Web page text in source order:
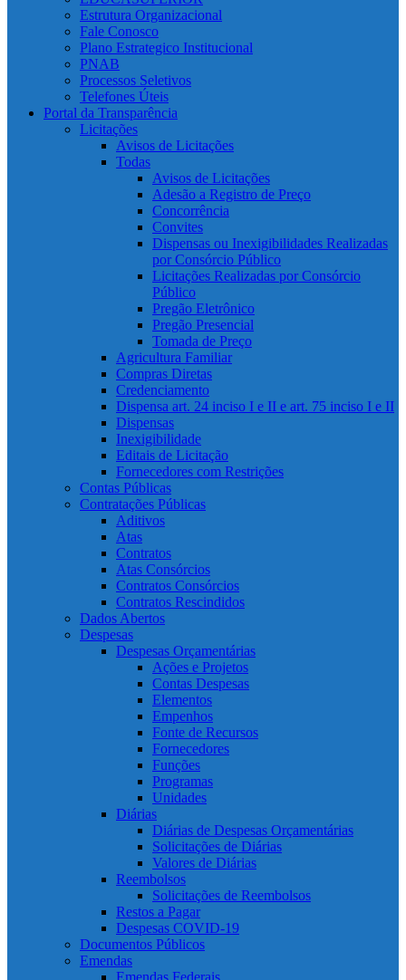
Estrutura Organizacional
Fale Conosco
Plano Estrategico Institucional
PNAB
Processos Seletivos
Telefones Úteis
Portal da Transparência
Licitações
Avisos de Licitações
Todas
Avisos de Licitações
Adesão a Registro de Preço
Concorrência
Convites
Dispensas ou Inexigibilidades Realizadas
por Consórcio Público
Licitações Realizadas por Consórcio
Público
Pregão Eletrônico
Pregão Presencial
Tomada de Preço
Agricultura Familiar
Compras Diretas
Credenciamento
Dispensa art. 24 inciso I e II e art. 75 inciso I e II
Dispensas
Inexigibilidade
Editais de Licitação
Fornecedores com Restrições
Contas Públicas
Contratações Públicas
Aditivos
Atas
Contratos
Atas Consórcios
Contratos Consórcios
Contratos Rescindidos
Dados Abertos
Despesas
Despesas Orçamentárias
Ações e Projetos
Contas Despesas
Elementos
Empenhos
Fonte de Recursos
Fornecedores
Funções
Programas
Unidades
Diárias
Diárias de Despesas Orçamentárias
Solicitações de Diárias
Valores de Diárias
Reembolsos
Solicitações de Reembolsos
Restos a Pagar
Despesas COVID-19
Documentos Públicos
Emendas